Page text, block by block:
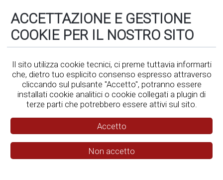
ACCETTAZIONE E GESTIONE
COOKIE PER IL NOSTRO SITO
Il sito utilizza cookie tecnici, ci preme tuttavia informarti
che, dietro tuo esplicito consenso espresso attraverso
cliccando sul pulsante "Accetto", potranno essere
installati cookie analitici o cookie collegati a plugin di
terze parti che potrebbero essere attivi sul sito.
Accetto
Non accetto